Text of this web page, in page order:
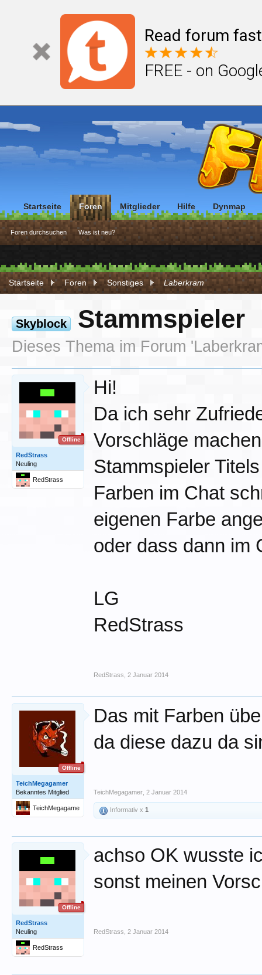
Read forum
FREE - on
Startseite Foren Sonstiges Laberkram
Skyblock Stammspieler
Dieses Thema im Forum '
Offline
RedStrass
Neuling
RedStrass
Hi!
Da ich sehr
Vorschläge
Stammspieler
Farben im Chat
eigenen Farbe
oder dass dann im
LG
RedStrass
RedStrass 2 Januar 2014
Offline
TeichMegagamer
Bekanntes Mitglied
TeichMegagame
r
Das mit Farben
da diese dazu da
TeichMegagamer 2 Januar 2014
Informativ x 1
Offline
RedStrass
Neuling
RedStrass
achso OK wusste
sonst meinen
RedStrass 2 Januar 2014
Startseite Foren
Foren durchsuchen Was ist neu?
Mitglieder Hilfe Dynmap